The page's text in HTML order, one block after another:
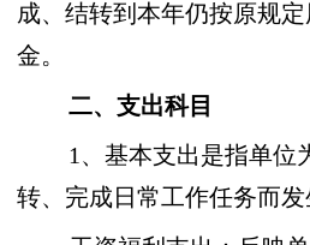
成、结转到本年仍按原规
金。
二、支出科目
1、基本支出是指单位
转、完成日常工作任务而发